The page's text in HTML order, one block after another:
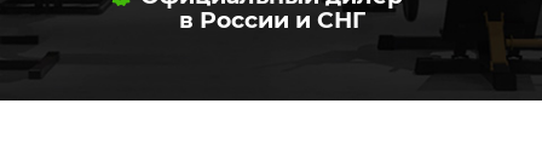
в России и СНГ